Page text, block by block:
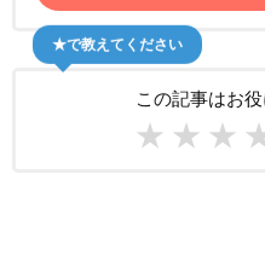
この記事はお
★ ★ ★
★で教えてください